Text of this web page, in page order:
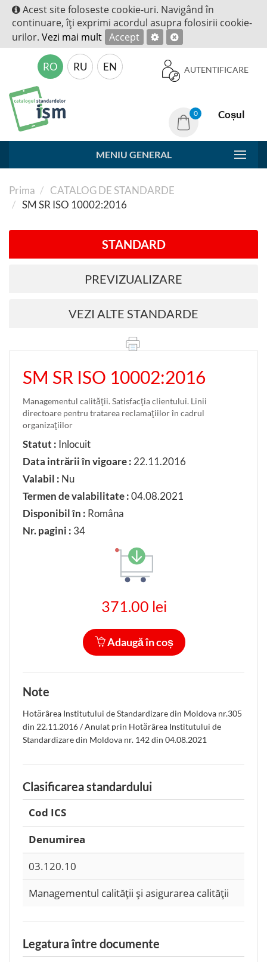
Acest site foloseste cookie-uri. Navigând în
continuare, îţi exprimi acordul asupra folosirii cookie-
urilor. Vezi mai mult Accept
AUTENTIFICARE
RO RU EN
0 Coșul
MENIU GENERAL
Prima
CATALOG DE STANDARDE
SM SR ISO 10002:2016
STANDARD
PREVIZUALIZARE
VEZI ALTE STANDARDE
SM SR ISO 10002:2016
Managementul calităţii. Satisfacţia clientului. Linii
directoare pentru tratarea reclamaţiilor în cadrul
organizaţiilor
Statut : Inlocuit
Data intrării în vigoare : 22.11.2016
Valabil : Nu
Termen de valabilitate :04.08.2021
Disponibil în : Româna
Nr. pagini : 34
371.00 lei
Adaugă în coș
Note
Hotărârea Institutului de Standardizare din Moldova nr.305
din 22.11.2016 / Anulat prin Hotărârea Institutului de
Standardizare din Moldova nr. 142 din 04.08.2021
Clasificarea standardului
Cod ICS
Denumirea
03.120.10
Managementul calităţii şi asigurarea calităţii
Legatura între documente